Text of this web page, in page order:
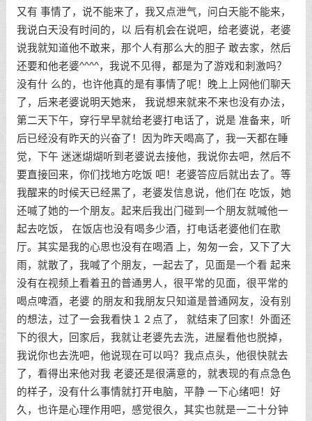
又有 事情了，说不能来了，我又点泄气，问白天能不能来，
我说白天没有时间的，以 后有机会在说吧，给老婆说，老婆
说我就知道他不敢来，那个人有那么大的胆子 敢去家，然后
还要和他老婆^^^^，我说不见得，都是为了游戏和刺激吗？
没有什 么的，也许他真的是有事情了呢！晚上上网他们聊天
了，后来老婆说明天她来， 我说想来就来不来也没有办法，
第二天下午，穿行早早就给老婆打电话了，说是 准备来，听
后已经没有昨天的兴奋了！因为昨天喝高了，我一天都在睡
觉，下午 迷迷煳煳听到老婆说去接他，我说你去吧，然后不
要直接回来，你们找地方吃饭 吧！老婆答应后就出去了。等
我醒来的时候天已经黑了，老婆发信息说，他们在 吃饭，她
还喊了她的一个朋友。起来后我出门碰到一个朋友就喊他一
起去吃饭， 在饭店也没有喝多少酒，打电话老婆他们在歌
厅。其实是我的心思也没有在喝酒 上，匆匆一会，又下了大
雨，就散了，我喊了个朋友，一起去了，见面是一个看 起来
没有在视频上看着丑的普通男人，很平常的见面，很平常的
喝点啤酒，老婆 的朋友和我朋友只知道是普通网友，没有别
的想法，过了一会我看快１２点了， 就结束了回家！外面还
下的很大，回家后，我就让老婆先去洗，进屋看他也脱掉，
我说你也去洗吧，他说现在可以吗？我点点头，他很快就去
了，看得出来他对我 老婆还是很满意的，就表现的有点急色
的样子，没有什么事情就打开电脑，平静 一下心绪吧！好
久，也许是心理作用吧，感觉很久，其实也就是一二十分钟